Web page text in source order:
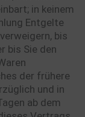
in keinem
Entgelte
bis
bis Sie den
der frühere
und in
ab dem